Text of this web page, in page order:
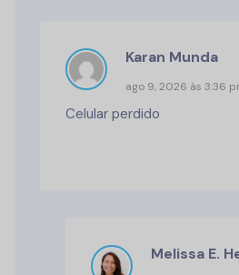
Karan Munda
ago 9, 2026 às 3:36
Celular perdido
Melissa E.